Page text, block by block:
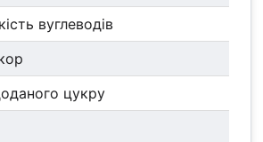
вуглеводів
цукру